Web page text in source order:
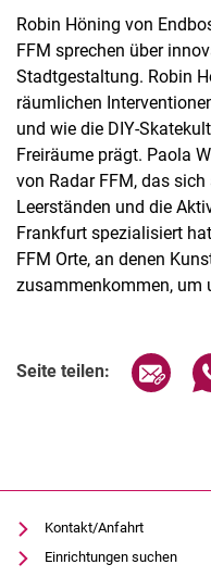
Robin Höning von
FFM sprechen über
Stadtgestaltung. Robin
räumlichen
und wie die DIY-
Freiräume prägt. Paola
von Radar FFM, das
Leerständen und die
Frankfurt spezialisiert
FFM Orte, an denen
zusammenkommen, um
Seite teilen:
Kontakt/Anfahrt
Einrichtungen suchen